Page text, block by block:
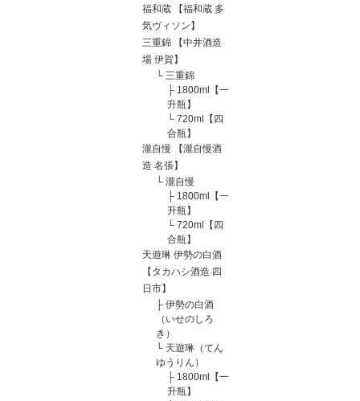
福和蔵 【福和蔵 多
気ヴィソン】
三重錦 【中井酒造
場 伊賀】
└ 三重錦
├ 1800ml【一
升瓶】
└ 720ml【四
合瓶】
瀧自慢 【瀧自慢酒
造 名張】
└ 瀧自慢
├ 1800ml【一
升瓶】
└ 720ml【四
合瓶】
天遊琳 伊勢の白酒
【タカハシ酒造 四
日市】
├ 伊勢の白酒
（いせのしろ
き）
└ 天遊琳（てん
ゆうりん）
├ 1800ml【一
升瓶】